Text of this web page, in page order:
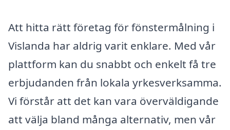
Att hitta rätt företag för fönstermålning i
Vislanda har aldrig varit enklare. Med vår
plattform kan du snabbt och enkelt få tre
erbjudanden från lokala yrkesverksamma.
Vi förstår att det kan vara överväldigande
att välja bland många alternativ, men vår